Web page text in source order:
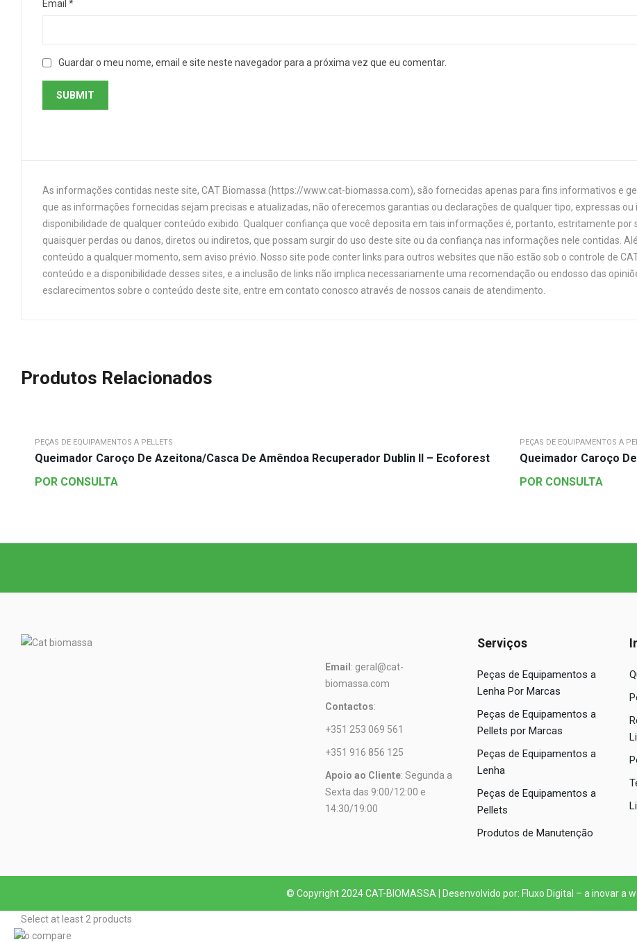
Email *
Guardar o meu nome, email e site neste navegador para a próxima vez que eu comentar.
As informações contidas neste site, CAT Biomassa (https://www.cat-biomassa.com), são fornecidas apenas para fins informativos e
que as informações fornecidas sejam precisas e atualizadas, não oferecemos garantias ou declarações de qualquer tipo, expressas
disponibilidade de qualquer conteúdo exibido. Qualquer confiança que você deposita em tais informações é, portanto, estritamente por
quaisquer perdas ou danos, diretos ou indiretos, que possam surgir do uso deste site ou da confiança nas informações nele contidas.
conteúdo a qualquer momento, sem aviso prévio. Nosso site pode conter links para outros websites que não estão sob o controle de
conteúdo e a disponibilidade desses sites, e a inclusão de links não implica necessariamente uma recomendação ou endosso das
esclarecimentos sobre o conteúdo deste site, entre em contato conosco através de nossos canais de atendimento.
Produtos Relacionados
PEÇAS DE EQUIPAMENTOS A PELLETS
Queimador Caroço De Azeitona/Casca De Amêndoa Recuperador Dublin II – Ecoforest
POR CONSULTA
PEÇAS DE EQUIPAMENTOS A
Queimador Caroço
POR CONSULTA
Email : geral@cat-
biomassa.com
Contactos:
+351 253 069 561
+351 916 856 125
Apoio ao Cliente: Segunda a
Sexta das 9:00/12:00 e
14:30/19:00
Serviços
Peças de Equipamentos a
Lenha Por Marcas
Peças de Equipamentos a
Pellets por Marcas
Peças de Equipamentos a
Lenha
Peças de Equipamentos a
Pellets
Produtos de Manutenção
© Copyright 2024 CAT-BIOMASSA | Desenvolvido por: Fluxo Digital – a inovar a
Select at least 2 products
to compare